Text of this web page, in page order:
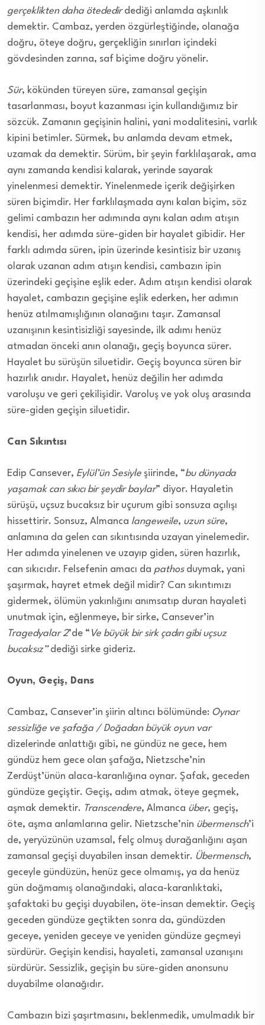
gerçeklikten daha ötededirdediği anlamda aşkınlık
demektir. Cambaz, yerden özgürleştiğinde, olanağa
doğru, öteye doğru, gerçekliğin sınırları içindeki
gövdesinden zarına, saf biçime doğru yönelir.
Sür, kökünden türeyen süre, zamansal geçişin
tasarlanması, boyut kazanması için kullandığımız bir
sözcük. Zamanın geçişinin halini, yani modalitesini, varlık
kipini betimler. Sürmek, bu anlamda devam etmek,
uzamak da demektir. Sürüm, bir şeyin farklılaşarak, ama
aynı zamanda kendisi kalarak, yerinde sayarak
yinelenmesi demektir. Yinelenmede içerik değişirken
süren biçimdir. Her farklılaşmada aynı kalan biçim, söz
gelimi cambazın her adımında aynı kalan adım atışın
kendisi, her adımda süre-giden bir hayalet gibidir. Her
farklı adımda süren, ipin üzerinde kesintisiz bir uzanış
olarak uzanan adım atışın kendisi, cambazın ipin
üzerindeki geçişine eşlik eder. Adım atışın kendisi olarak
hayalet, cambazın geçişine eşlik ederken, her adımın
henüz atılmamışlığının olanağını taşır. Zamansal
uzanışının kesintisizliği sayesinde, ilk adımı henüz
atmadan önceki anın olanağı, geçiş boyunca sürer.
Hayalet bu sürüşün siluetidir. Geçiş boyunca süren bir
hazırlık anıdır. Hayalet, henüz değilin her adımda
varoluşu ve geri çekilişidir. Varoluş ve yok oluş arasında
süre-giden geçişin siluetidir.
Can Sıkıntısı
Edip Cansever, Eylül’ün Sesiyle şiirinde, “bu dünyada
yaşamak can sıkıcı bir şeydir baylar” diyor. Hayaletin
sürüşü, uçsuz bucaksız bir uçurum gibi sonsuza açılışı
hissettirir. Sonsuz, Almanca langeweile, uzun süre,
anlamına da gelen can sıkıntısında uzayan yinelemedir.
Her adımda yinelenen ve uzayıp giden, süren hazırlık,
can sıkıcıdır. Felsefenin amacı da pathosduymak, yani
şaşırmak, hayret etmek değil midir? Can sıkıntımızı
gidermek, ölümün yakınlığını anımsatıp duran hayaleti
unutmak için, eğlenmeye, bir sirke, Cansever’in
Tragedyalar 2’de “ Ve büyük bir sirk çadırı gibi uçsuz
bucaksız”dediği sirke gideriz.
Oyun, Geçiş, Dans
Cambaz, Cansever’in şiirin altıncı bölümünde: Oynar
sessizliğe ve şafağa / Doğadan büyük oyun var
dizelerinde anlattığı gibi, ne gündüz ne gece, hem
gündüz hem gece olan şafağa, Nietzsche’nin
Zerdüşt’ünün alaca-karanlığına oynar. Şafak, geceden
gündüze geçiştir. Geçiş, adım atmak, öteye geçmek,
aşmak demektir. Transcendere, Almanca über, geçiş,
öte, aşma anlamlarına gelir. Nietzsche’nin übermensch’i
de, yeryüzünün uzamsal, felç olmuş durağanlığını aşan
zamansal geçişi duyabilen insan demektir. Übermensch,
geceyle gündüzün, henüz gece olmamış, ya da henüz
gün doğmamış olanağındaki, alaca-karanlıktaki,
şafaktaki bu geçişi duyabilen, öte-insan demektir. Geçiş
geceden gündüze geçtikten sonra da, gündüzden
geceye, yeniden geceye ve yeniden gündüze geçmeyi
sürdürür. Geçişin kendisi, hayaleti, zamansal uzanışını
sürdürür. Sessizlik, geçişin bu süre-giden anonsunu
duyabilme olanağıdır.
Cambazın bizi şaşırtmasını, beklenmedik, umulmadık bir